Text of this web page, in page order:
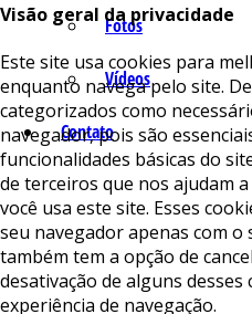
Fotos
Vídeos
Contato
Visão geral da privacidade
Este site usa cookies para
enquanto navega pelo site.
categorizados como
navegador, pois são
funcionalidades básicas do
de terceiros que nos ajudam
você usa este site. Esses
seu navegador apenas com o
também tem a opção de
desativação de alguns
experiência de navegação.